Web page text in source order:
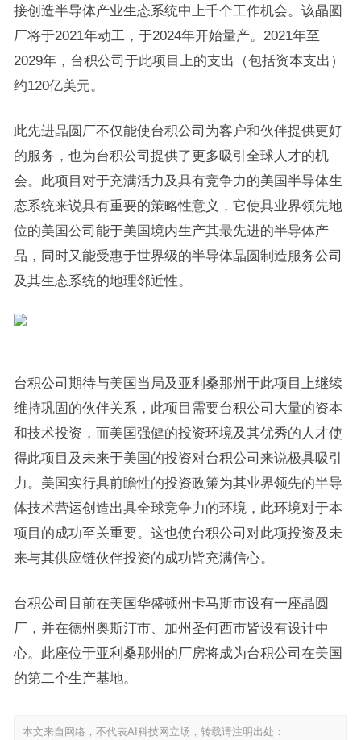
接创造半导体产业生态系统中上千个工作机会。该晶圆
厂将于2021年动工，于2024年开始量产。2021年至
2029年，台积公司于此项目上的支出（包括资本支出）
约120亿美元。
此先进晶圆厂不仅能使台积公司为客户和伙伴提供更好
的服务，也为台积公司提供了更多吸引全球人才的机
会。此项目对于充满活力及具有竞争力的美国半导体生
态系统来说具有重要的策略性意义，它使具业界领先地
位的美国公司能于美国境内生产其最先进的半导体产
品，同时又能受惠于世界级的半导体晶圆制造服务公司
及其生态系统的地理邻近性。
台积公司期待与美国当局及亚利桑那州于此项目上继续
维持巩固的伙伴关系，此项目需要台积公司大量的资本
和技术投资，而美国强健的投资环境及其优秀的人才使
得此项目及未来于美国的投资对台积公司来说极具吸引
力。美国实行具前瞻性的投资政策为其业界领先的半导
体技术营运创造出具全球竞争力的环境，此环境对于本
项目的成功至关重要。这也使台积公司对此项投资及未
来与其供应链伙伴投资的成功皆充满信心。
台积公司目前在美国华盛顿州卡马斯市设有一座晶圆
厂，并在德州奥斯汀市、加州圣何西市皆设有设计中
心。此座位于亚利桑那州的厂房将成为台积公司在美国
的第二个生产基地。
本文来自网络，不代表AI科技网立场，转载请注明出处：